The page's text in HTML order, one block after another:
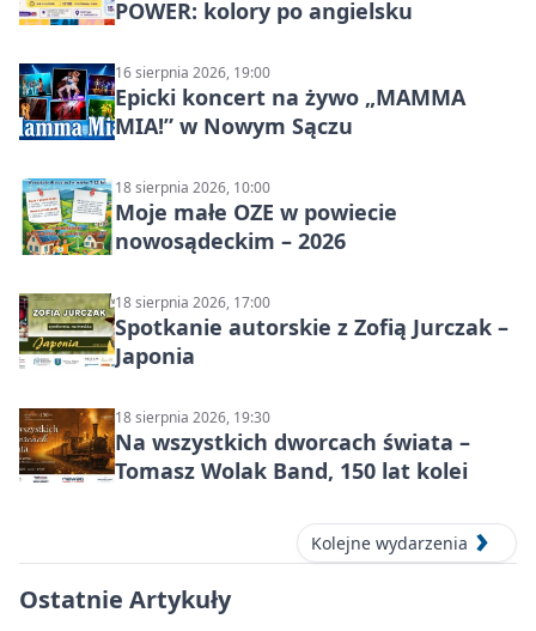
POWER: kolory po angielsku
16 sierpnia 2026, 19:00
Epicki koncert na żywo „MAMMA
MIA!” w Nowym Sączu
18 sierpnia 2026, 10:00
Moje małe OZE w powiecie
nowosądeckim – 2026
18 sierpnia 2026, 17:00
Spotkanie autorskie z Zofią Jurczak –
Japonia
18 sierpnia 2026, 19:30
Na wszystkich dworcach świata –
Tomasz Wolak Band, 150 lat kolei
Kolejne wydarzenia
Ostatnie Artykuły